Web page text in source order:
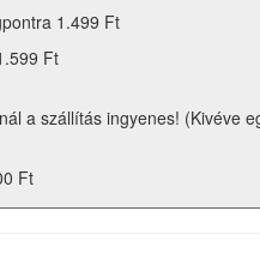
1.499 Ft
Ft
a szállítás ingyenes! (Kivéve
Ft